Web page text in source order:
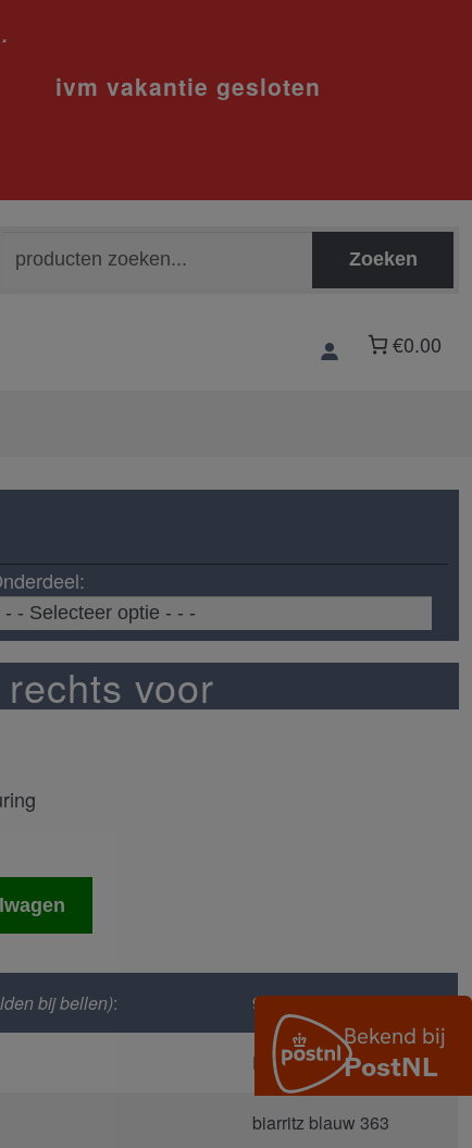
naar:
Zoeken
€0.00
voor
bij bellen): 907
E39
biarritz blauw 363